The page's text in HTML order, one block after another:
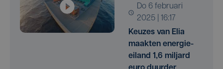
do 6 februari
2025 | 16:17
Keuzes van Elia
maakten energie-
eiland 1,6 miljard